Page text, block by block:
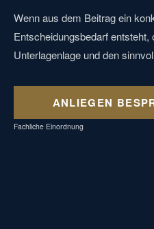
Wenn aus dem Beitrag ein
Entscheidungsbedarf entsteht,
Unterlagenlage und den
ANLIEGEN
Fachliche Einordnung